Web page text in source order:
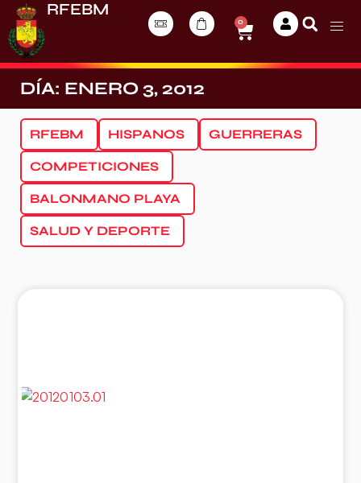
RFEBM
0
DÍA: ENERO 3, 2012
RFEBM HISPANOS GUERRERAS
COMPETICIONES
BALONMANO PLAYA
SALUD Y DEPORTE